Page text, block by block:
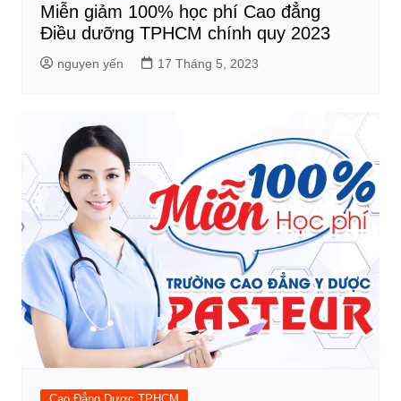
Miễn giảm 100% học phí Cao đẳng
Điều dưỡng TPHCM chính quy 2023
nguyen yến 17 Tháng 5, 2023